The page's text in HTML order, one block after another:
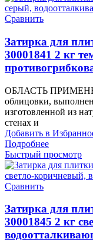
Сравнить
Затирка для
30001841 2 кг
ОБЛАСТЬ
облицовки,
изготовленной из
стенах и
Добавить в
Подробнее
Быстрый просмотр
Сравнить
Затирка для
30001845 2 кг